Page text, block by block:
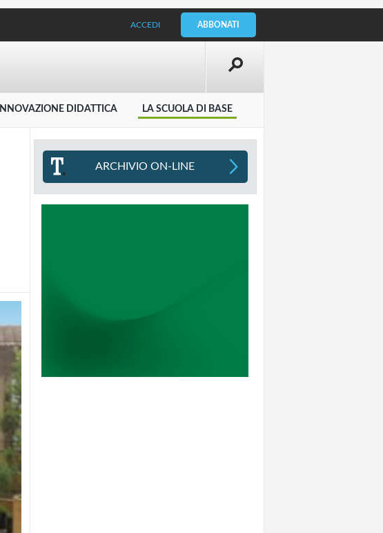
ACCEDI ABBONATI
INNOVAZIONE DIDATTICA LA SCUOLA DI BASE
ARCHIVIO ON-LINE